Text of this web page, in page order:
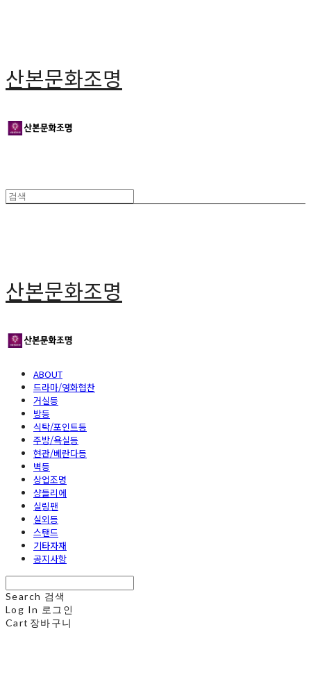
산본문화조명
산본문화조명
ABOUT
드라마/영화협찬
거실등
방등
식탁/포인트등
주방/욕실등
현관/베란다등
벽등
상업조명
샹들리에
실링팬
실외등
스탠드
기타자재
공지사항
Search 검색
Log In 로그인
Cart 장바구니